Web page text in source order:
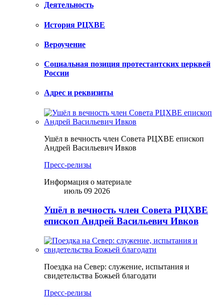
Деятельность
История РЦХВЕ
Вероучение
Социальная позиция протестантских церквей
России
Адрес и реквизиты
Ушёл в вечность член Совета РЦХВЕ епископ
Андрей Васильевич Ивков
Пресс-релизы
Информация о материале
июль 09 2026
Ушёл в вечность член Совета РЦХВЕ
епископ Андрей Васильевич Ивков
Поездка на Север: служение, испытания и
свидетельства Божьей благодати
Пресс-релизы